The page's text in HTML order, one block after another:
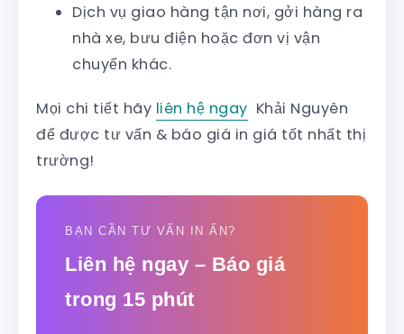
Dịch vụ giao hàng tận nơi, gởi hàng ra
nhà xe, bưu điện hoặc đơn vị vận
chuyển khác.
Mọi chi tiết hãy liên hệ ngay Khải Nguyên
để được tư vấn & báo giá in giá tốt nhất thị
trường!
BẠN CẦN TƯ VẤN IN ẤN?
Liên hệ ngay – Báo giá
trong 15 phút